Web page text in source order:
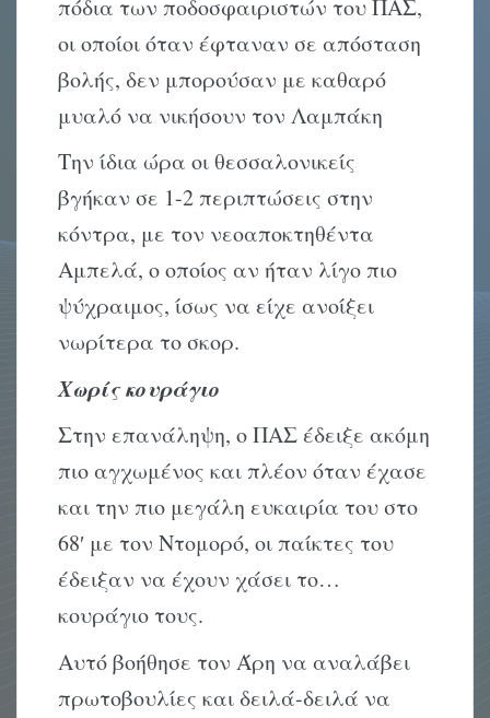
πόδια των ποδοσφαιριστών του ΠΑΣ,
οι οποίοι όταν έφταναν σε απόσταση
βολής, δεν μπορούσαν με καθαρό
μυαλό να νικήσουν τον Λαμπάκη
Την ίδια ώρα οι θεσσαλονικείς
βγήκαν σε 1-2 περιπτώσεις στην
κόντρα, με τον νεοαποκτηθέντα
Αμπελά, ο οποίος αν ήταν λίγο πιο
ψύχραιμος, ίσως να είχε ανοίξει
νωρίτερα το σκορ.
Χωρίς κουράγιο
Στην επανάληψη, ο ΠΑΣ έδειξε ακόμη
πιο αγχωμένος και πλέον όταν έχασε
και την πιο μεγάλη ευκαιρία του στο
68′ με τον Ντομορό, οι παίκτες του
έδειξαν να έχουν χάσει το…
κουράγιο τους.
Αυτό βοήθησε τον Άρη να αναλάβει
πρωτοβουλίες και δειλά-δειλά να